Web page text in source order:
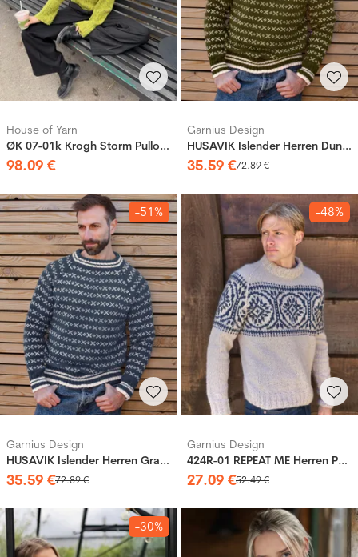
House of Yarn
ØK 07-01k Krogh Storm Pullover
98.09 €
Garnius Design
HUSAVIK Islender Herren Dunkeloliv (Woolevo)
35.59 €72.89€
-51%
Garnius Design
HUSAVIK Islender Herren Graublau (Woolevo)
35.59 €72.89€
-48%
Garnius Design
424R-01 REPEAT ME Herren Pullover
27.09 €52.49€
-30%